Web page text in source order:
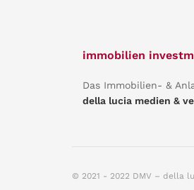
immobilien
Das Immobilien- &
della lucia medien &
© 2021 - 2022 DMV – della